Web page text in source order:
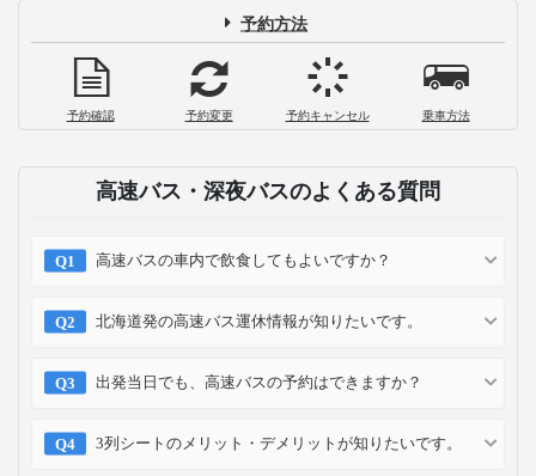
予約方法
予約確認 予約変更 予約キャンセル 乗車方法
高速バス・深夜バスのよくある質問
高速バスの車内で飲食してもよいですか？
北海道発の高速バス運休情報が知りたいです。
出発当日でも、高速バスの予約はできますか？
3列シートのメリット・デメリットが知りたいです。